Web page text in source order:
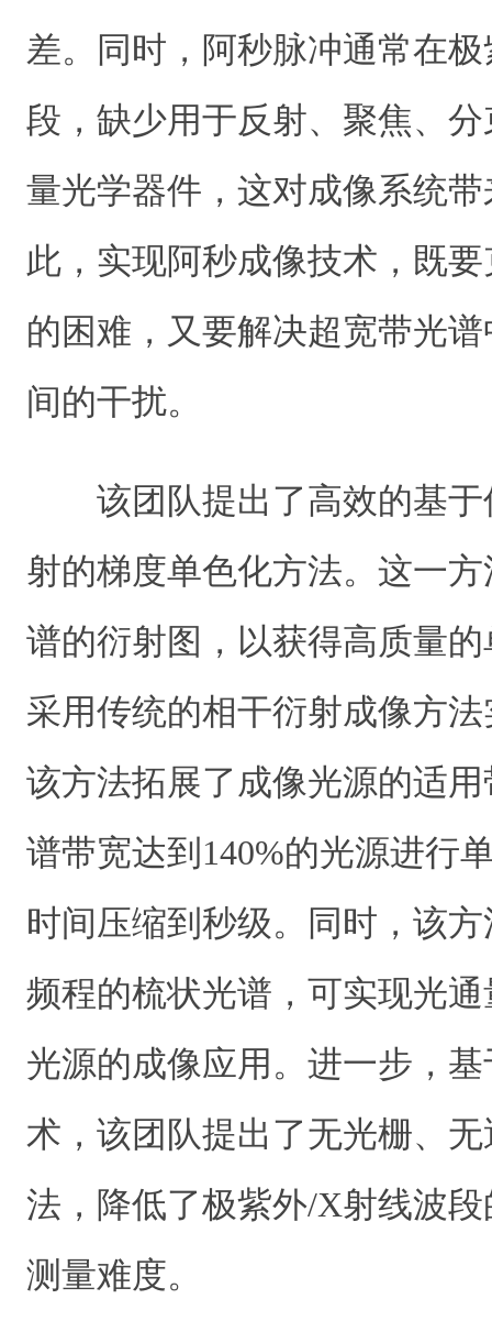
差。同时，阿秒脉冲通常在
段，缺少用于反射、聚焦、
量光学器件，这对成像系统
此，实现阿秒成像技术，既
的困难，又要解决超宽带光
间的干扰。
该团队提出了高效的基
射的梯度单色化方法。这一
谱的衍射图，以获得高质量
采用传统的相干衍射成像方
该方法拓展了成像光源的适
谱带宽达到140%的光源进行
时间压缩到秒级。同时，该
频程的梳状光谱，可实现光
光源的成像应用。进一步，
术，该团队提出了无光栅、
法，降低了极紫外/X射线波
测量难度。